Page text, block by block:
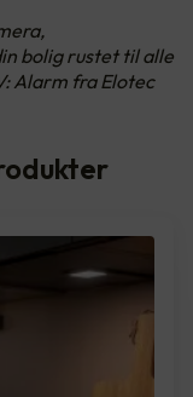
bolig rustet til alle
Alarm fra Elotec